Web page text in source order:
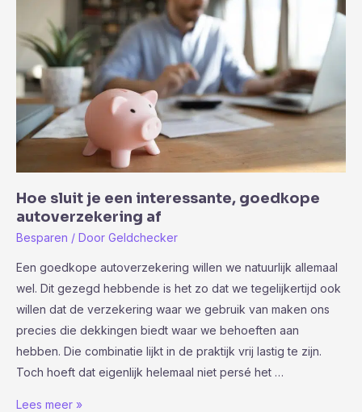
Hoe sluit je een interessante, goedkope
autoverzekering af
Besparen / Door Geldchecker
Een goedkope autoverzekering willen we natuurlijk allemaal
wel. Dit gezegd hebbende is het zo dat we tegelijkertijd ook
willen dat de verzekering waar we gebruik van maken ons
precies die dekkingen biedt waar we behoeften aan
hebben. Die combinatie lijkt in de praktijk vrij lastig te zijn.
Toch hoeft dat eigenlijk helemaal niet persé het …
Hoe
Lees meer »